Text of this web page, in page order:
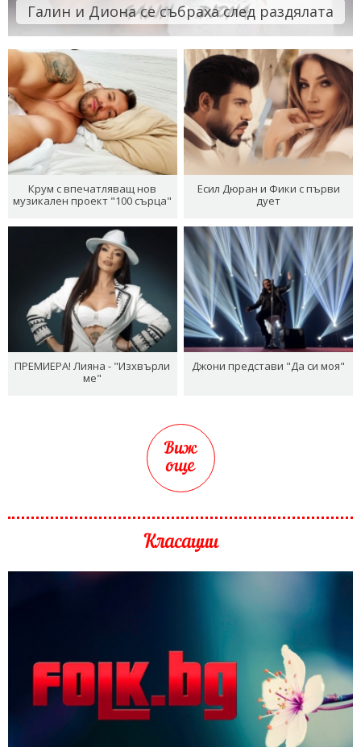
Галин и Диона се събраха след раздялата
Крум с впечатляващ нов
музикален проект "100 сърца"
Есил Дюран и Фики с първи
дует
ПРЕМИЕРА! Лияна - "Изхвърли
ме"
Джони представи "Да си моя"
Виж
още
Класации